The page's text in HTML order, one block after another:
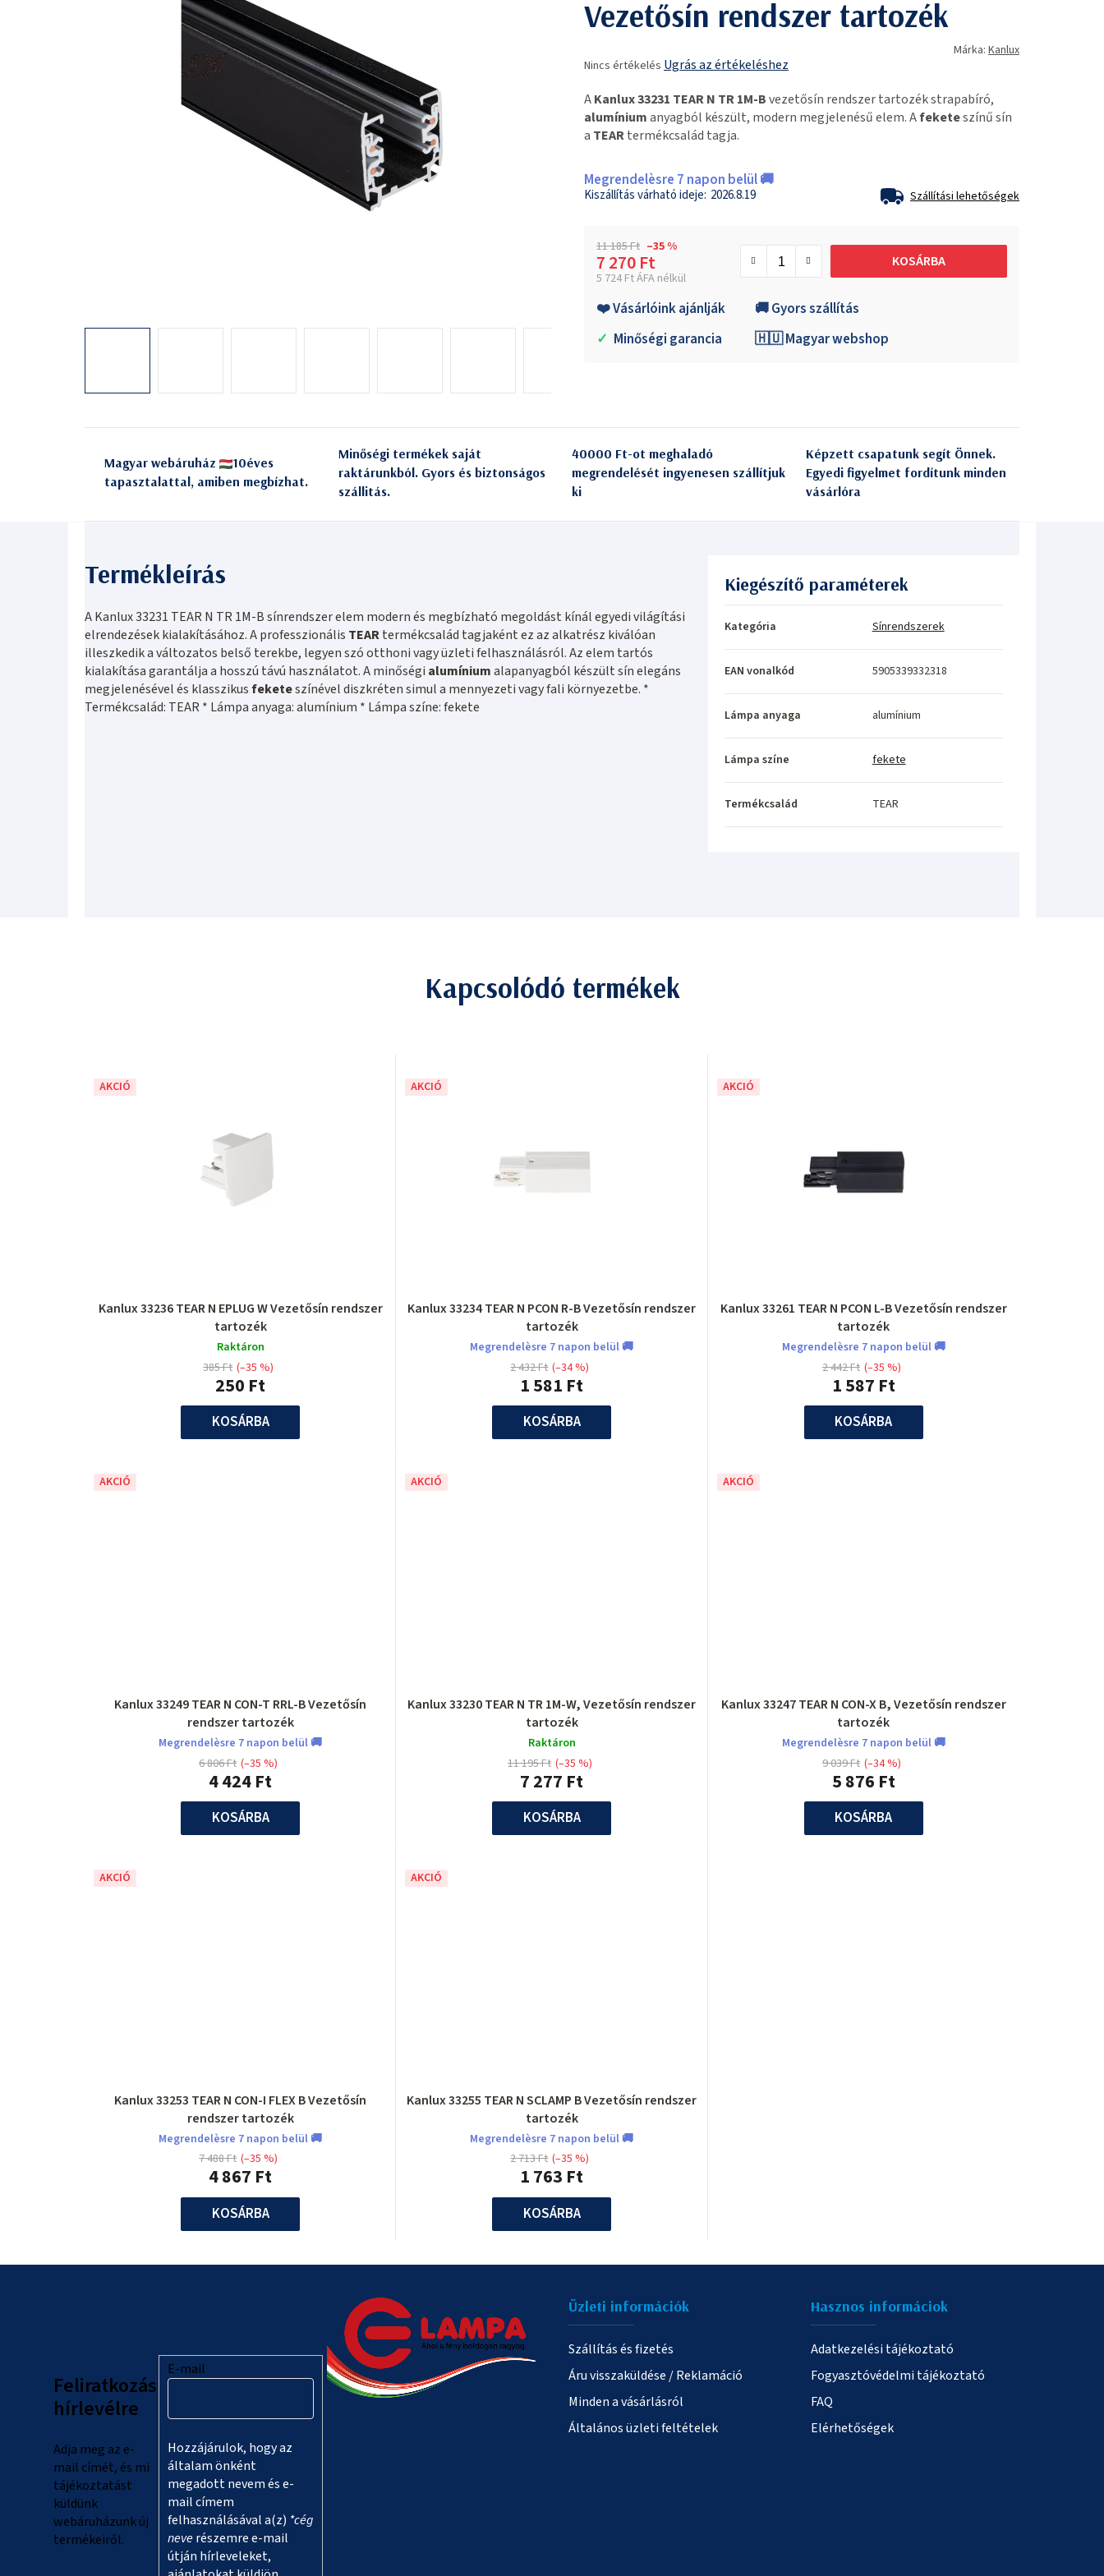
Vezetősín rendszer tartozék
termék
értékelése
5-
ből
csillag.
Nincs értékelés Ugrás az értékeléshez
Márka: Kanlux
AKanlux 33231 TEAR N TR 1M-Bvezetősín rendszer tartozék strapabíró,
alumíniumanyagból készült, modern megjelenésű elem. Afeketeszínű sín
a TEARtermékcsalád tagja.
Megrendelèsre 7 napon belül 🚚
2026.8.19 Szállítási lehetőségek
11 185 Ft –35 %
7 270 Ft
5 724 Ft ÁFA nélkül
KOSÁRBA
❤️ Vásárlóink ajánlják
🚚 Gyors szállítás
✓ Minőségi garancia 🇭🇺 Magyar webshop
Magyar webáruház
10éves
tapasztalattal, amiben megbízhat.
Minőségi termékek saját
raktárunkból. Gyors és biztonságos
szállitás.
40000 Ft-ot meghaladó
megrendelését ingyenesen szállítjuk
ki
Képzett csapatunk segít Önnek.
Egyedi figyelmet fordítunk minden
vásárlóra
A Kanlux 33231 TEAR N TR 1M-B sínrendszer elem modern és megbízható megoldást kínál egyedi világítási
elrendezések kialakításához. A professzionális TEARtermékcsalád tagjaként ez az alkatrész kiválóan
illeszkedik a változatos belső terekbe, legyen szó otthoni vagy üzleti felhasználásról. Az elem tartós
kialakítása garantálja a hosszú távú használatot. A minőségi alumíniumalapanyagból készült sín elegáns
megjelenésével és klasszikusfeketeszínével diszkréten simul a mennyezeti vagy fali környezetbe. *
Termékcsalád: TEAR * Lámpa anyaga: alumínium * Lámpa színe: fekete
Kiegészítő paraméterek
Kategória Sínrendszerek
EAN vonalkód 5905339332318
Lámpa anyaga alumínium
Lámpa színe fekete
Termékcsalád TEAR
Kapcsolódó termékek
AKCIÓ
Kanlux 33236 TEAR N EPLUG W Vezetősín rendszer
tartozék
Raktáron
250 Ft
385 Ft (–35 %)
KOSÁRBA
AKCIÓ
Kanlux 33234 TEAR N PCON R-B Vezetősín rendszer
tartozék
Megrendelèsre 7 napon belül 🚚
1 581 Ft
2 432 Ft (–34 %)
KOSÁRBA
AKCIÓ
Kanlux 33261 TEAR N PCON L-B Vezetősín rendszer
tartozék
Megrendelèsre 7 napon belül 🚚
1 587 Ft
2 442 Ft (–35 %)
KOSÁRBA
AKCIÓ
Kanlux 33249 TEAR N CON-T RRL-B Vezetősín
rendszer tartozék
Megrendelèsre 7 napon belül 🚚
4 424 Ft
6 806 Ft (–35 %)
KOSÁRBA
AKCIÓ
Kanlux 33230 TEAR N TR 1M-W, Vezetősín rendszer
tartozék
Raktáron
7 277 Ft
11 195 Ft (–35 %)
KOSÁRBA
AKCIÓ
Kanlux 33247 TEAR N CON-X B, Vezetősín rendszer
tartozék
Megrendelèsre 7 napon belül 🚚
5 876 Ft
9 039 Ft (–34 %)
KOSÁRBA
AKCIÓ
Kanlux 33253 TEAR N CON-I FLEX B Vezetősín
rendszer tartozék
Megrendelèsre 7 napon belül 🚚
4 867 Ft
7 488 Ft (–35 %)
KOSÁRBA
AKCIÓ
Kanlux 33255 TEAR N SCLAMP B Vezetősín rendszer
tartozék
Megrendelèsre 7 napon belül 🚚
1 763 Ft
2 713 Ft (–35 %)
KOSÁRBA
Feliratkozás
hírlevélre
Adja meg az e-
mail címét, és mi
tájékoztatást
küldünk
webáruházunk új
termékeiről.
E-mail
Hozzájárulok, hogy az
általam önként
megadott nevem és e-
mail címem
felhasználásával a(z) *cég
neverészemre e-mail
útján hírleveleket,
Üzleti információk
Szállítás és fizetés
Áru visszaküldése / Reklamáció
Minden a vásárlásról
Általános üzleti feltételek
Hasznos informáciok
Adatkezelési tájékoztató
Fogyasztóvédelmi tájékoztató
FAQ
Elérhetőségek